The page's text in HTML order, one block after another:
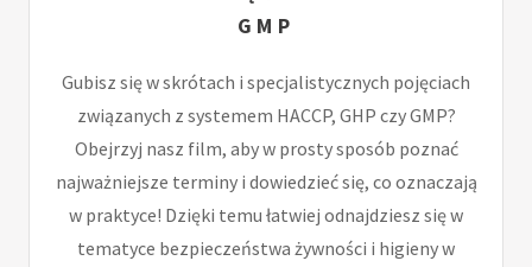
GMP
Gubisz się w skrótach i specjalistycznych pojęciach
związanych z systemem HACCP, GHP czy GMP?
Obejrzyj nasz film, aby w prosty sposób poznać
najważniejsze terminy i dowiedzieć się, co oznaczają
w praktyce! Dzięki temu łatwiej odnajdziesz się w
tematyce bezpieczeństwa żywności i higieny w